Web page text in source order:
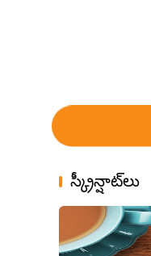
స్క్రీన్షాట్‌లు